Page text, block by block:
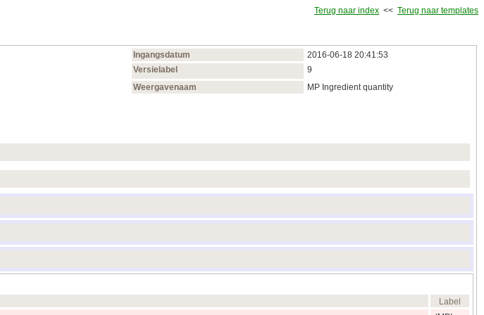
Terug naar index << Terug naar templates
Ingangsdatum
2016‑06‑18 20:41:53
Versielabel
9
Weergavenaam
MP Ingredient quantity
Label